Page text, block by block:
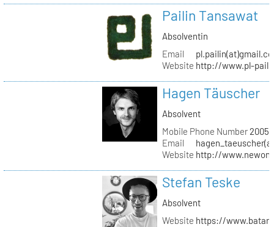
Pailin Tansawat
Absolventin
Email
Website http://www.pl-
Hagen Täuscher
Absolvent
Mobile Phone Number
Email
Website http://
Stefan Teske
Absolvent
Website https://